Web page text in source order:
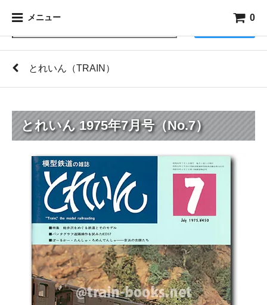
メニュー 0
とれいん（TRAIN）
とれいん 1975年7月号（No.7）